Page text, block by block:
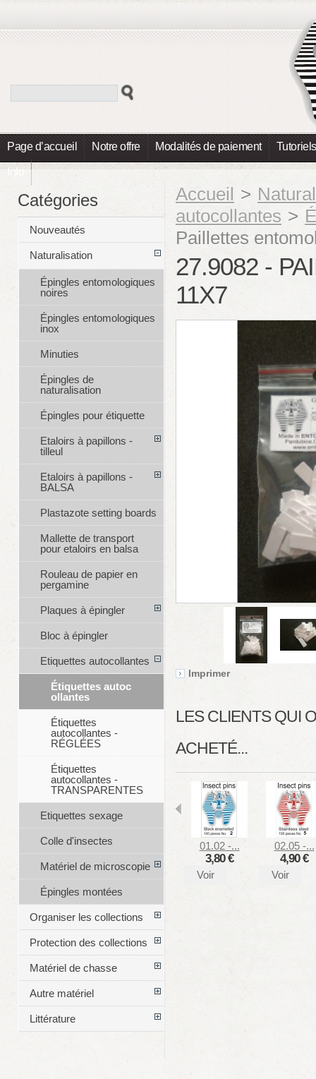
Page d’accueil Notre offre Modalités de paiement Tutoriels
Info
Accueil >
autocollantes >
Paillettes
27.9082 -
11X7
Imprimer
LES CLIENTS QUI
ACHETÉ...
01.02 -...
3,80 €
Voir
02.05 -...
4,90 €
Voir
Catégories
Nouveautés
Naturalisation
Épingles entomologiques
noires
Épingles entomologiques
inox
Minuties
Épingles de
naturalisation
Épingles pour étiquette
Etaloirs à papillons -
tilleul
Etaloirs à papillons -
BALSA
Plastazote setting boards
Mallette de transport
pour etaloirs en balsa
Rouleau de papier en
pergamine
Plaques à épingler
Bloc à épingler
Etiquettes autocollantes
Étiquettes autoc
ollantes
Étiquettes
autocollantes -
RÉGLÉES
Étiquettes
autocollantes -
TRANSPARENTES
Etiquettes sexage
Colle d'insectes
Matériel de microscopie
Épingles montées
Organiser les collections
Protection des collections
Matériel de chasse
Autre matériel
Littérature